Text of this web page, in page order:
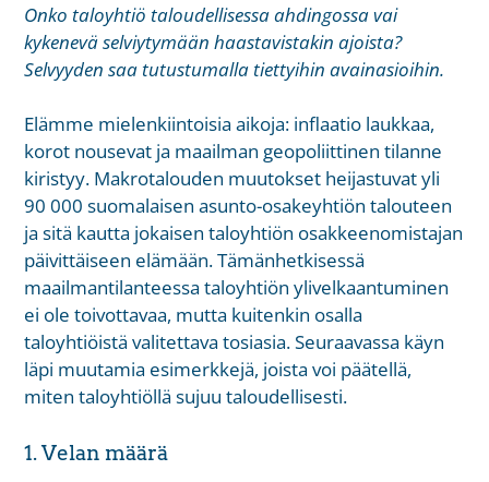
Onko taloyhtiö taloudellisessa ahdingossa vai
kykenevä selviytymään haastavistakin ajoista?
Selvyyden saa tutustumalla tiettyihin avainasioihin.
Elämme mielenkiintoisia aikoja: inflaatio laukkaa,
korot nousevat ja maailman geopoliittinen tilanne
kiristyy. Makrotalouden muutokset heijastuvat yli
90 000 suomalaisen asunto-osakeyhtiön talouteen
ja sitä kautta jokaisen taloyhtiön osakkeenomistajan
päivittäiseen elämään. Tämänhetkisessä
maailmantilanteessa taloyhtiön ylivelkaantuminen
ei ole toivottavaa, mutta kuitenkin osalla
taloyhtiöistä valitettava tosiasia. Seuraavassa käyn
läpi muutamia esimerkkejä, joista voi päätellä,
miten taloyhtiöllä sujuu taloudellisesti.
1. Velan määrä